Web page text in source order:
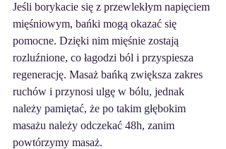
Jeśli borykacie się z przewlekłym napięciem
mięśniowym, bańki mogą okazać się
pomocne. Dzięki nim mięśnie zostają
rozluźnione, co łagodzi ból i przyspiesza
regenerację. Masaż bańką zwiększa zakres
ruchów i przynosi ulgę w bólu, jednak
należy pamiętać, że po takim głębokim
masażu należy odczekać 48h, zanim
powtórzymy masaż.